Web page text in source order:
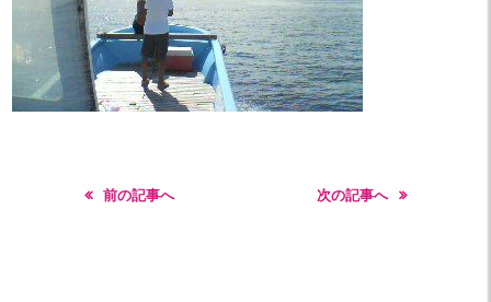
前の記事へ 次の記事へ